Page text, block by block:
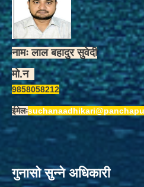
नामः लाल बहादुर सुवेदी
मो.न
9858058212
ईमेलः
गुनासो सुन्ने अधिकारी